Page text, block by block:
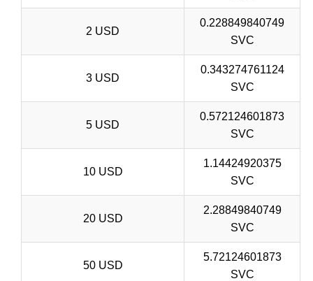
2 USD
0.228849840749
SVC
3 USD
0.343274761124
SVC
5 USD
0.572124601873
SVC
10 USD
1.14424920375
SVC
20 USD
2.28849840749
SVC
50 USD
5.72124601873
SVC